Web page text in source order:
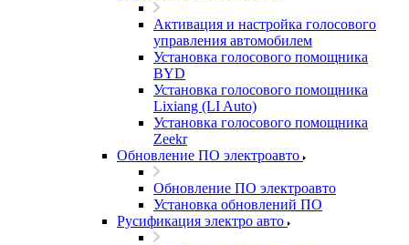
Активация и настройка голосового
управления автомобилем
Установка голосового помощника
BYD
Установка голосового помощника
Lixiang (LI Auto)
Установка голосового помощника
Zeekr
Обновление ПО электроавто
Обновление ПО электроавто
Установка обновлений ПО
Русификация электро авто